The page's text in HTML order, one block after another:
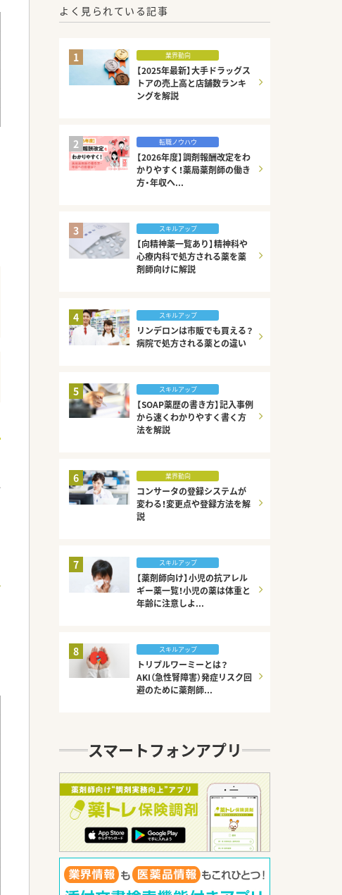
よく見られている記事
1 業界動向
【2025年最新】大手ドラッグス
トアの売上高と店舗数ランキ
ングを解説
2 転職ノウハウ
【2026年度】調剤報酬改定をわ
かりやすく！薬局薬剤師の働き
方・年収へ...
3 スキルアップ
【向精神薬一覧あり】精神科や
心療内科で処方される薬を薬
剤師向けに解説
4 スキルアップ
リンデロンは市販でも買える？
病院で処方される薬との違い
5 スキルアップ
【SOAP薬歴の書き方】記入事例
から速くわかりやすく書く方
法を解説
6 業界動向
コンサータの登録システムが
変わる！変更点や登録方法を解
説
7 スキルアップ
【薬剤師向け】小児の抗アレル
ギー薬一覧！小児の薬は体重と
年齢に注意しよ...
8 スキルアップ
トリプルワーミーとは？
AKI（急性腎障害）発症リスク回
避のために薬剤師...
スマートフォンアプリ